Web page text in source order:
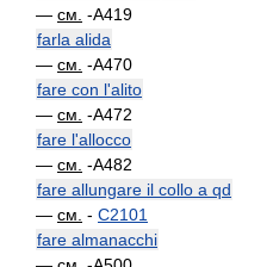
— см. -A419
farla alida
— см. -A470
fare con l'alito
— см. -A472
fare l'allocco
— см. -A482
fare allungare il collo a qd
— см. - C2101
fare almanacchi